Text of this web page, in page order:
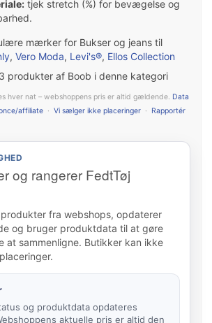
tjek stretch (%) for bevægelse og
mærker for Bukser og jeans til
, Vero Moda, Levi's®, Ellos Collection
produkter af Boob i denne kategori
hver nat – webshoppens pris er altid gældende. Data
affiliate · Vi sælger ikke placeringer · Rapportér
og rangerer FedtTøj
produkter fra webshops, opdaterer
og bruger produktdata til at gøre
at sammenligne. Butikker kan ikke
og produktdata opdateres
aktuelle pris er altid den